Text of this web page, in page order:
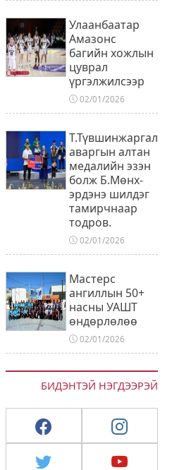
Улаанбаатар
Амазонс
багийн хожлын
цуврал
үргэлжилсээр
02/01/2026
Т.Түвшинжаргал
аваргын алтан
медалийн эзэн
болж Б.Мөнх-
эрдэнэ шилдэг
тамирчнаар
тодров.
02/01/2026
Мастерс
ангиллын 50+
насны УАШТ
өндөрлөлөө
02/01/2026
БИДЭНТЭЙ НЭГДЭЭРЭЙ